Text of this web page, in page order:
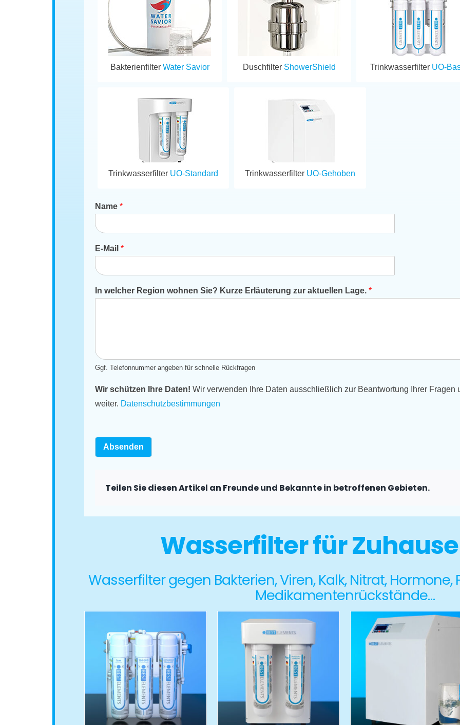
Bakterienfilter Water Savior Duschfilter ShowerShield Trinkwasserfilter UO-
Trinkwasserfilter UO-Standard Trinkwasserfilter UO-Gehoben
Name*
E-Mail*
In welcher Region wohnen Sie? Kurze Erläuterung zur aktuellen Lage.*
Ggf. Telefonnummer angeben für schnelle Rückfragen
Wir schützen Ihre Daten! Wir verwenden Ihre Daten ausschließlich zur Beantwortung Ihrer Fragen
weiter. Datenschutzbestimmungen
Absenden
Teilen Sie diesen Artikel an Freunde und Bekannte in betroffenen Gebieten.
Wasserfilter für
Wasserfilter gegen Bakterien, Viren, Kalk, Nitrat,
Medikamentenrückstände…